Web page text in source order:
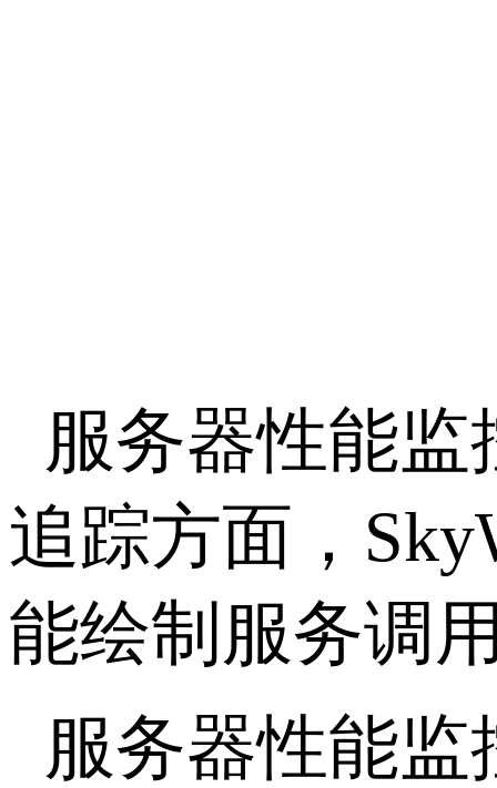
服务器性能监
追踪方面，
能绘制服务调
服务器性能监